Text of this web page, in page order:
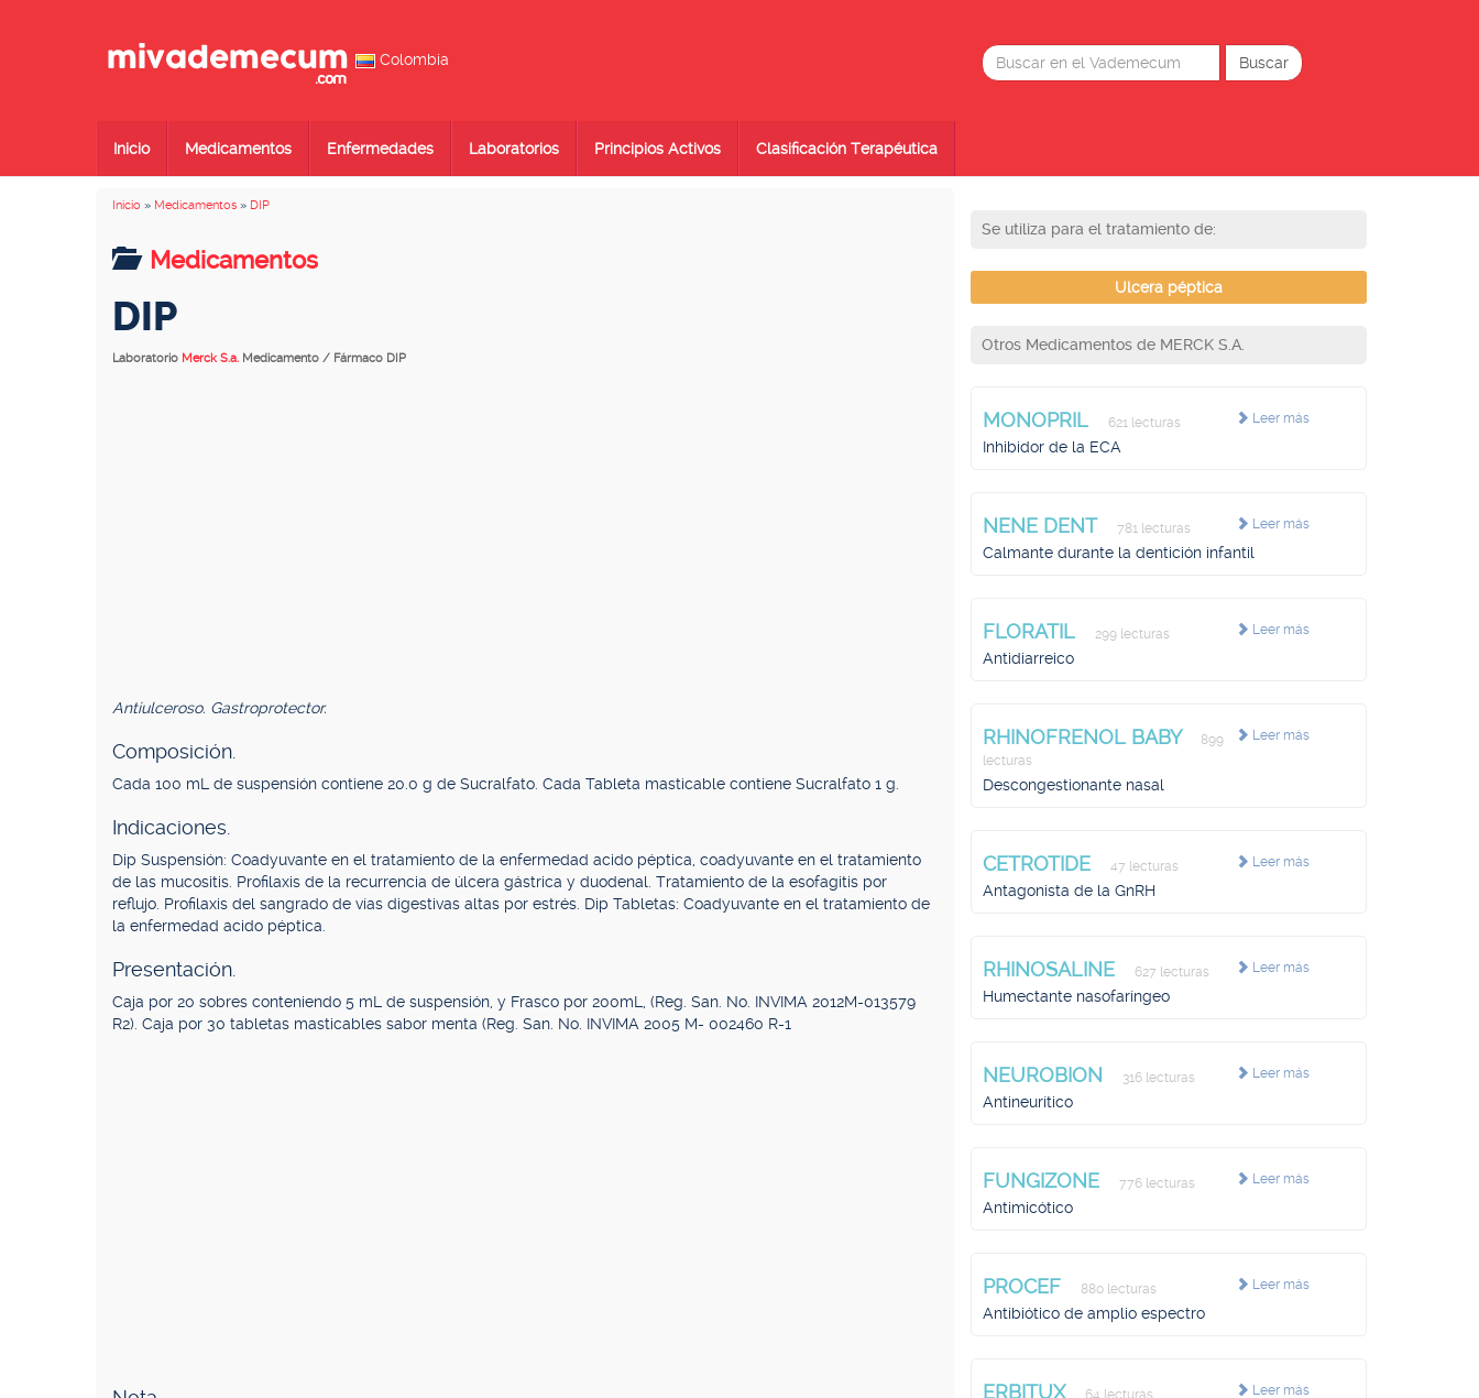
Colombia
Inicio Medicamentos Enfermedades Laboratorios Principios Activos Clasificación Terapéutica
Inicio » Medicamentos » DIP
Medicamentos
DIP
Laboratorio Merck S.a. Medicamento / Fármaco DIP
Antiulceroso. Gastroprotector.
Composición.
Cada 100 mL de suspensión contiene 20.0 g de Sucralfato. Cada Tableta masticable contiene Sucralfato 1 g.
Indicaciones.
Dip Suspensión: Coadyuvante en el tratamiento de la enfermedad acido péptica, coadyuvante en el tratamiento
de las mucositis. Profilaxis de la recurrencia de úlcera gástrica y duodenal. Tratamiento de la esofagitis por
reflujo. Profilaxis del sangrado de vías digestivas altas por estrés. Dip Tabletas: Coadyuvante en el tratamiento de
la enfermedad acido péptica.
Presentación.
Caja por 20 sobres conteniendo 5 mL de suspensión, y Frasco por 200mL, (Reg. San. No. INVIMA 2012M-013579
R2). Caja por 30 tabletas masticables sabor menta (Reg. San. No. INVIMA 2005 M- 002460 R-1
Se utiliza para el tratamiento de:
Ulcera péptica
Otros Medicamentos de MERCK S.A.
Leer más
MONOPRIL 621 lecturas
Inhibidor de la ECA
Leer más
NENE DENT 781 lecturas
Calmante durante la dentición infantil
Leer más
FLORATIL 299 lecturas
Antidiarreico
Leer más
RHINOFRENOL BABY
899
lecturas
Descongestionante nasal
Leer más
CETROTIDE 47 lecturas
Antagonista de la GnRH
Leer más
RHINOSALINE 627 lecturas
Humectante nasofaríngeo
Leer más
NEUROBION 316 lecturas
Antineurítico
Leer más
FUNGIZONE 776 lecturas
Antimicótico
Leer más
PROCEF 880 lecturas
Antibiótico de amplio espectro
Leer más
ERBITUX 64 lecturas